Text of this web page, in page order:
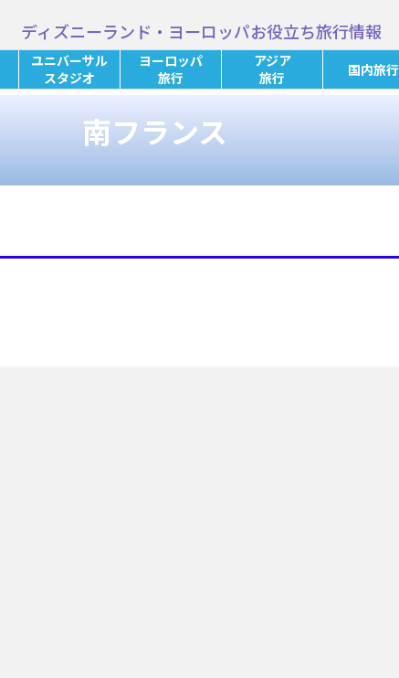
ディズニーランド・ヨーロッパお役立ち旅行情報
ユニバーサル
スタジオ
ヨーロッパ
旅行
アジア
旅行
国内旅行
南フランス